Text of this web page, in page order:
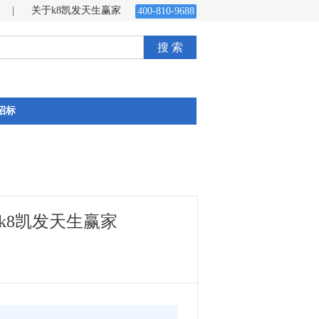
关于k8凯发天生赢家 400-810-9688
搜 索
标
凯发天生赢家